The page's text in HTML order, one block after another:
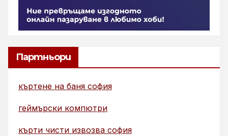
Партньори
къртене на баня софия
геймърски компютри
кърти чисти извозва софия